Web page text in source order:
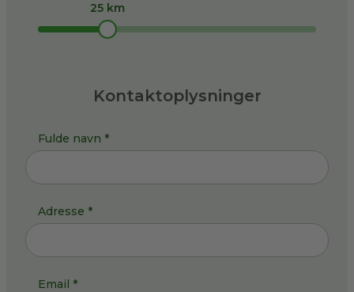
25 km
Kontaktoplysninger
Fulde navn *
Adresse *
Email *